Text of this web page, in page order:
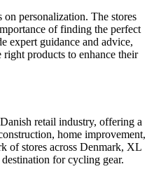
on personalization. The stores
of finding the perfect
expert guidance and advice,
products to enhance their
retail industry, offering a
home improvement,
of stores across Denmark, XL
for cycling gear.